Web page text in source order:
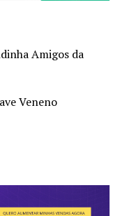
Amigos da
Veneno